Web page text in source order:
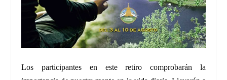
Los participantes en este retiro comprobarán la